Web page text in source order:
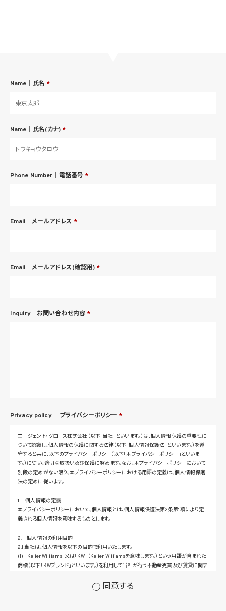
Name｜氏名 *
Name｜氏名(カナ) *
Phone Number｜電話番号 *
Email｜メールアドレス *
Email｜メールアドレス(確認用) *
Inquiry｜お問い合わせ内容 *
Privacy policy｜ プライバシーポリシー *
エージェント・グロース株式会社（以下「当社」といいます。）は、個人情報保護の重要性に
ついて認識し、個人情報の保護に関する法律（以下「個人情報保護法」といいます。）を遵
守すると共に、以下のプライバシーポリシー（以下「本プライバシーポリシー」といいま
す。）に従い、適切な取扱い及び保護に努めます。なお、本プライバシーポリシーにおいて
別段の定めがない限り、本プライバシーポリシーにおける用語の定義は、個人情報保護
法の定めに従います。
1. 個人情報の定義
本プライバシーポリシーにおいて、個人情報とは、個人情報保護法第2条第1項により定
義される個人情報を意味するものとします。
2. 個人情報の利用目的
2.1 当社は、個人情報を以下の目的で利用いたします。
(1) 「Keller Williams」又は「KW」（Keller Williamsを意味します。）という用語が含まれた
商標（以下「KWブランド」といいます。）を利用して当社が行う不動産売買及び賃貸に関す
(2) 当社サービス及び当社がKWブランドのライセンスを行う対象となる事業者（サブラ
同意する